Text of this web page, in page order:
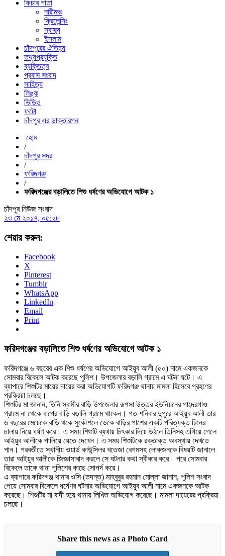
ফিচার পাতা
নারীমঞ্চ
ফ্রিলেন্সিং
স্বাস্থ্য
ইসলাম
চাঁদপুরের ঐতিহ্য
তথ্যপ্রযুক্তি
ব্যক্তিত্ব
প্রবাস সংবাদ
সাহিত্য
লিঙ্ক
ভিডিও
ফটো
চাঁদপুর এর ডাক্তারগন
হোম
/
চাঁদপুর সদর
/
ফরিদগঞ্জ
/
ফরিদগঞ্জের বড়ালিতে শিশু ধর্ষণের অভিযোগে আটক ১
চাঁদপুর নিউজ সংবাদ
২৩ মে ২০১৭, ০৫:২৮
শেয়ার করুন:
Facebook
X
Pinterest
Tumblr
WhatsApp
LinkedIn
Email
Print
ফরিদগঞ্জের বড়ালিতে শিশু ধর্ষণের অভিযোগে আটক ১
ফরিদগঞ্জে ৬ বছরের এক শিশু ধর্ষণের অভিযোগে আইয়ুব আলী (৫০) নামে একজনকে
সোমবার বিকেলে আটক করেছে পুলিশ। উপজেলার বড়ালি গ্রামে এ ঘটনা ঘটে। এ
ব্যাপারে শিশুটির মায়ের দায়ের করা অভিযোগটি ফরিদগঞ্জ থানায় মামলা হিসেবে গ্রহণের
প্রক্রিয়া চলছে।
শিশুটির মা জানান, তিনি স্বামীর বাড়ি উপজেলার রূপসা উত্তর ইউনিয়নের গাব্দেরগাও
গ্রামে না থেকে বাপের বাড়ি বড়ালি গ্রামে থাকেন। গত শনিবার দুপুরে আইয়ুব আলী তার
৬ বছরের মেয়েকে বাড়ি থকে সুকৌশলে ডেকে বাড়ির পাশের একটি পরিত্যক্ত টিনের
চালায় নিয়ে ধর্ষণ করে। এ সময় শিশুটি ব্যথায় চিৎকার দিয়ে উঠলে তিনিসহ এগিয়ে গেলে
আইয়ুব আলীকে পালিয়ে যেতে দেখেন। এ সময় শিশুটিকে রক্তাক্ত অবস্থায় দেখতে
পান। পরবর্তীতে স্থানীয় ওয়ার্ড কাউন্সিলর খতেজা বেগমসহ লোকজনকে বিষয়টি জানালে
তারা আইয়ুব আলীকে জিজ্ঞাসাবাদ করলে সে ঘটনার কথা স্বীকার করে। পরে সোমবার
বিকেলে তাকে থানা পুলিশের কাছে সোপর্দ করে।
এ ব্যাপারে ফরিদগঞ্জ থানার ওসি (তদন্ত) মাহবুবুর রহমান মোল্লা জানান, পুলিশ সংবাদ
পেয়ে সোমবার বিকেলে ধর্ষেণর ঘটনার অভিযোগে আইয়ুব আলী নামে একজনকে আটক
করেছে। শিশুটির মা বাদী হয়ে থানায় লিখিত অভিযোগ করেছে। মামলা দায়েরের প্রক্রিয়া
চলছে।
Share this news as a Photo Card